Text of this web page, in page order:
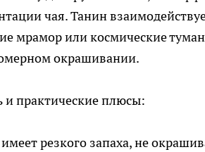
чая. Танин
мрамор или космические
окрашивании.
и практические плюсы:
резкого запаха, не